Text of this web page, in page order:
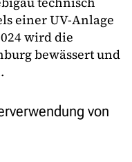
einer UV-Anlage
wird die
bewässert und
von